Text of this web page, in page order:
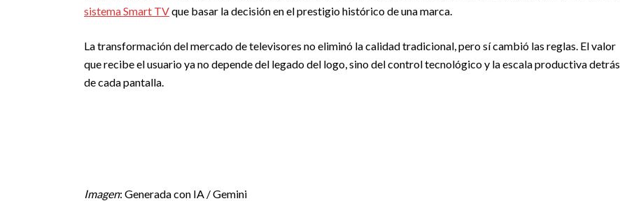
sistema Smart TVque basar la decisión en el prestigio histórico de una marca.
La transformación del mercado de televisores no eliminó la calidad tradicional, pero sí cambió las reglas. El valor
que recibe el usuario ya no depende del legado del logo, sino del control tecnológico y la escala productiva detrás
de cada pantalla.
Imagen: Generada con IA / Gemini